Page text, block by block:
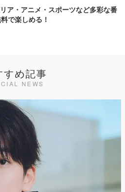
ア・アニメ・スポーツなど多彩な番
で楽しめる！
すめ記事
NEWS